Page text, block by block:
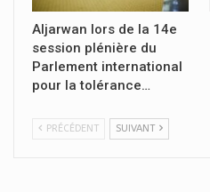
Aljarwan lors de la 14e
session plénière du
Parlement international
pour la tolérance…
PRÉCÉDENT SUIVANT